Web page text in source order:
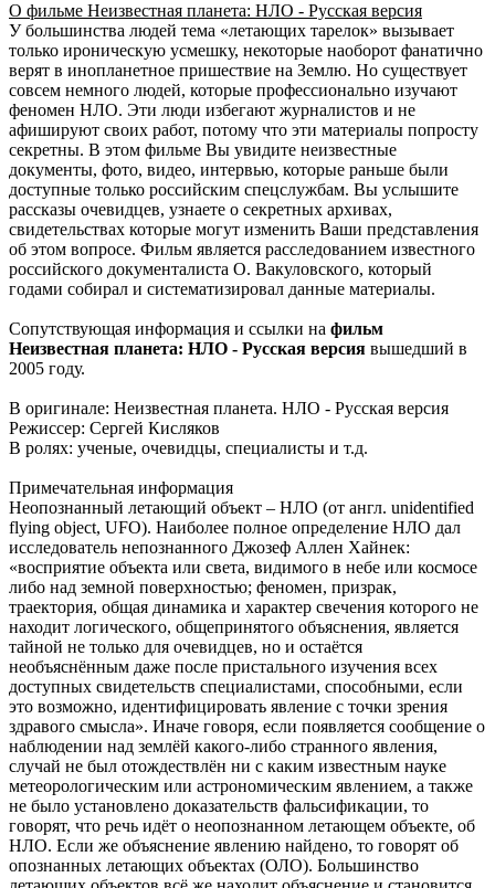
О фильме Неизвестная планета: НЛО - Русская версия
У большинства людей тема «летающих тарелок» вызывает
только ироническую усмешку, некоторые наоборот фанатично
верят в инопланетное пришествие на Землю. Но существует
совсем немного людей, которые профессионально изучают
феномен НЛО. Эти люди избегают журналистов и не
афишируют своих работ, потому что эти материалы попросту
секретны. В этом фильме Вы увидите неизвестные
документы, фото, видео, интервью, которые раньше были
доступные только российским спецслужбам. Вы услышите
рассказы очевидцев, узнаете о секретных архивах,
свидетельствах которые могут изменить Ваши представления
об этом вопросе. Фильм является расследованием известного
российского документалиста О. Вакуловского, который
годами собирал и систематизировал данные материалы.
Сопутствующая информация и ссылки на фильм
Неизвестная планета: НЛО - Русская версия вышедший в
2005 году.
В оригинале: Неизвестная планета. НЛО - Русская версия
Режиссер: Сергей Кисляков
В ролях: ученые, очевидцы, специалисты и т.д.
Примечательная информация
Неопознанный летающий объект – НЛО (от англ. unidentified
flying object, UFO). Наиболее полное определение НЛО дал
исследователь непознанного Джозеф Аллен Хайнек:
«восприятие объекта или света, видимого в небе или космосе
либо над земной поверхностью; феномен, призрак,
траектория, общая динамика и характер свечения которого не
находит логического, общепринятого объяснения, является
тайной не только для очевидцев, но и остаётся
необъяснённым даже после пристального изучения всех
доступных свидетельств специалистами, способными, если
это возможно, идентифицировать явление с точки зрения
здравого смысла». Иначе говоря, если появляется сообщение о
наблюдении над землёй какого-либо странного явления,
случай не был отождествлён ни с каким известным науке
метеорологическим или астрономическим явлением, а также
не было установлено доказательств фальсификации, то
говорят, что речь идёт о неопознанном летающем объекте, об
НЛО. Если же объяснение явлению найдено, то говорят об
опознанных летающих объектах (ОЛО). Большинство